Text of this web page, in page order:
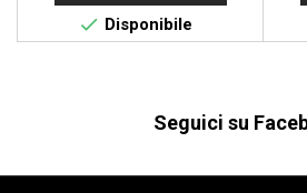
 Disponibile
Seguici su